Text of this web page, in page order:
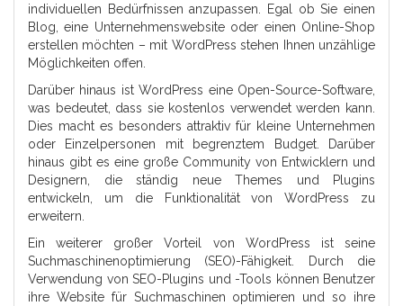
individuellen Bedürfnissen anzupassen. Egal ob Sie einen
Blog, eine Unternehmenswebsite oder einen Online-Shop
erstellen möchten – mit WordPress stehen Ihnen unzählige
Möglichkeiten offen.
Darüber hinaus ist WordPress eine Open-Source-Software,
was bedeutet, dass sie kostenlos verwendet werden kann.
Dies macht es besonders attraktiv für kleine Unternehmen
oder Einzelpersonen mit begrenztem Budget. Darüber
hinaus gibt es eine große Community von Entwicklern und
Designern, die ständig neue Themes und Plugins
entwickeln, um die Funktionalität von WordPress zu
erweitern.
Ein weiterer großer Vorteil von WordPress ist seine
Suchmaschinenoptimierung (SEO)-Fähigkeit. Durch die
Verwendung von SEO-Plugins und -Tools können Benutzer
ihre Website für Suchmaschinen optimieren und so ihre